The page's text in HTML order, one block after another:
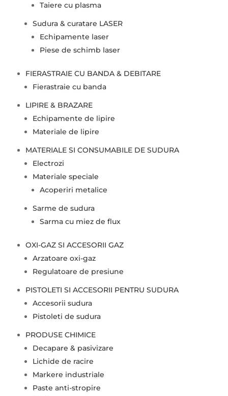
Taiere cu plasma
Sudura & curatare LASER
Echipamente laser
Piese de schimb laser
FIERASTRAIE CU BANDA & DEBITARE
Fierastraie cu banda
LIPIRE & BRAZARE
Echipamente de lipire
Materiale de lipire
MATERIALE SI CONSUMABILE DE SUDURA
Electrozi
Materiale speciale
Acoperiri metalice
Sarme de sudura
Sarma cu miez de flux
OXI-GAZ SI ACCESORII GAZ
Arzatoare oxi-gaz
Regulatoare de presiune
PISTOLETI SI ACCESORII PENTRU SUDURA
Accesorii sudura
Pistoleti de sudura
PRODUSE CHIMICE
Decapare & pasivizare
Lichide de racire
Markere industriale
Paste anti-stropire